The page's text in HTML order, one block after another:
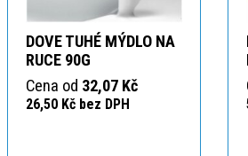
DOVE TUHÉ MÝDLO NA
RUCE 90G
Cena od 32,07 Kč
26,50 Kč bez DPH